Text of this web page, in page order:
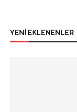
YENİ EKLENENLER